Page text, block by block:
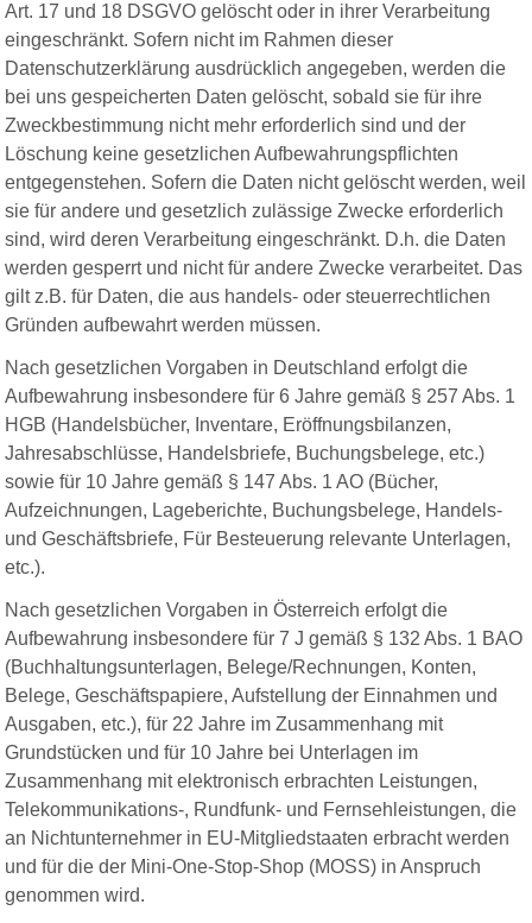
Art. 17 und 18 DSGVO gelöscht oder in ihrer Verarbeitung
eingeschränkt. Sofern nicht im Rahmen dieser
Datenschutzerklärung ausdrücklich angegeben, werden die
bei uns gespeicherten Daten gelöscht, sobald sie für ihre
Zweckbestimmung nicht mehr erforderlich sind und der
Löschung keine gesetzlichen Aufbewahrungspflichten
entgegenstehen. Sofern die Daten nicht gelöscht werden, weil
sie für andere und gesetzlich zulässige Zwecke erforderlich
sind, wird deren Verarbeitung eingeschränkt. D.h. die Daten
werden gesperrt und nicht für andere Zwecke verarbeitet. Das
gilt z.B. für Daten, die aus handels- oder steuerrechtlichen
Gründen aufbewahrt werden müssen.
Nach gesetzlichen Vorgaben in Deutschland erfolgt die
Aufbewahrung insbesondere für 6 Jahre gemäß § 257 Abs. 1
HGB (Handelsbücher, Inventare, Eröffnungsbilanzen,
Jahresabschlüsse, Handelsbriefe, Buchungsbelege, etc.)
sowie für 10 Jahre gemäß § 147 Abs. 1 AO (Bücher,
Aufzeichnungen, Lageberichte, Buchungsbelege, Handels-
und Geschäftsbriefe, Für Besteuerung relevante Unterlagen,
etc.).
Nach gesetzlichen Vorgaben in Österreich erfolgt die
Aufbewahrung insbesondere für 7 J gemäß § 132 Abs. 1 BAO
(Buchhaltungsunterlagen, Belege/Rechnungen, Konten,
Belege, Geschäftspapiere, Aufstellung der Einnahmen und
Ausgaben, etc.), für 22 Jahre im Zusammenhang mit
Grundstücken und für 10 Jahre bei Unterlagen im
Zusammenhang mit elektronisch erbrachten Leistungen,
Telekommunikations-, Rundfunk- und Fernsehleistungen, die
an Nichtunternehmer in EU-Mitgliedstaaten erbracht werden
und für die der Mini-One-Stop-Shop (MOSS) in Anspruch
genommen wird.